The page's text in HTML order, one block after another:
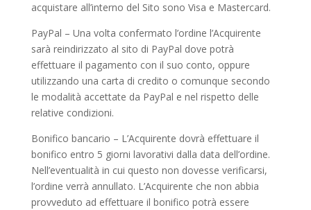
acquistare all’interno del Sito sono Visa e Mastercard.
PayPal – Una volta confermato l’ordine l’Acquirente
sarà reindirizzato al sito di PayPal dove potrà
effettuare il pagamento con il suo conto, oppure
utilizzando una carta di credito o comunque secondo
le modalità accettate da PayPal e nel rispetto delle
relative condizioni.
Bonifico bancario – L’Acquirente dovrà effettuare il
bonifico entro 5 giorni lavorativi dalla data dell’ordine.
Nell’eventualità in cui questo non dovesse verificarsi,
l’ordine verrà annullato. L’Acquirente che non abbia
provveduto ad effettuare il bonifico potrà essere